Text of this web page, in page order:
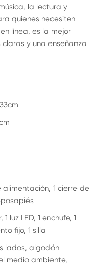
la lectura y
quienes necesiten
línea, es la mejor
y una enseñanza
1 cierre de
luz LED, 1 enchufe, 1
fijo, 1 silla
lados, algodón
medio ambiente,